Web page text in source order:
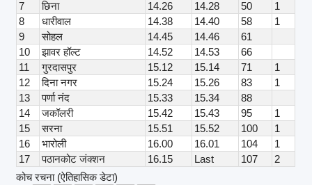
7
छिना 14.26 14.28 50
1
8
धारीवाल 14.38 14.40 58
1
9
सोहल 14.45 14.46
61
10
झावर हॉल्ट 14.52 14.53
66
11
गुरदासपुर 15.12 15.14 71
1
12
दिना नगर 15.24 15.26 83
1
13
पर्णा नंद 15.33 15.34
88
14
जकॉलरी 15.42 15.43 95
1
15
सरना 15.51 15.52 100
1
16
भारोली 16.00 16.01 104
1
17
पठानकोट जंक्शन 16.15 Last 107
2
कोच रचना (ऐतिहासिक डेटा)